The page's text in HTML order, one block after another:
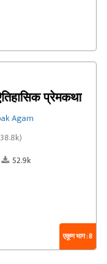
प्रेमकथा
Agam
52.9k
एकूण भाग : 8